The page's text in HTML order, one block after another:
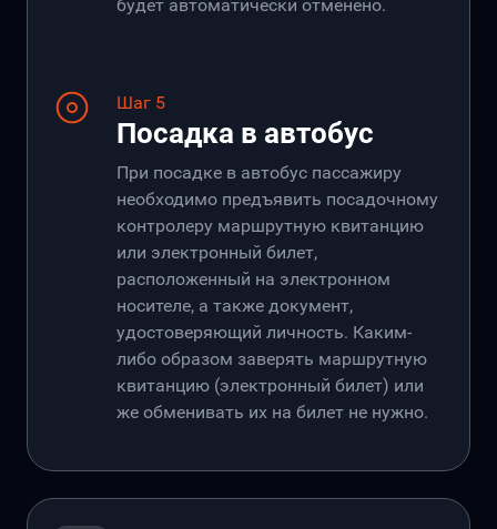
будет автоматически отменено.
Шаг 5
Посадка в автобус
При посадке в автобус пассажиру
необходимо предъявить посадочному
контролеру маршрутную квитанцию
или электронный билет,
расположенный на электронном
носителе, а также документ,
удостоверяющий личность. Каким-
либо образом заверять маршрутную
квитанцию (электронный билет) или
же обменивать их на билет не нужно.